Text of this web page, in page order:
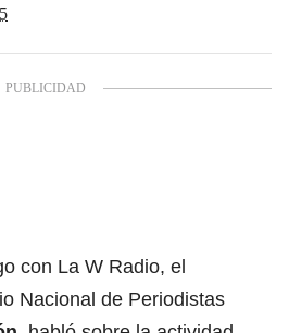
con La W Radio, el
Nacional de Periodistas